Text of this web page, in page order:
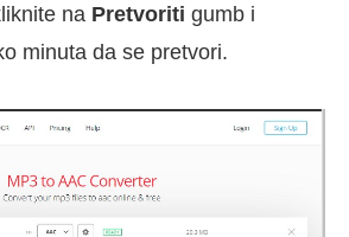
na Pretvoriti gumb i
minuta da se pretvori.